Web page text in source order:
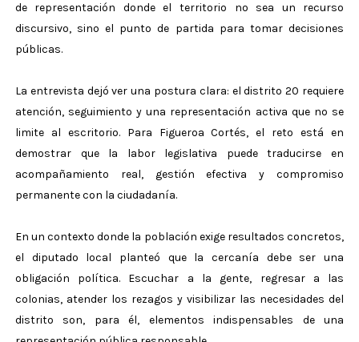
de representación donde el territorio no sea un recurso
discursivo, sino el punto de partida para tomar decisiones
públicas.
La entrevista dejó ver una postura clara: el distrito 20 requiere
atención, seguimiento y una representación activa que no se
limite al escritorio. Para Figueroa Cortés, el reto está en
demostrar que la labor legislativa puede traducirse en
acompañamiento real, gestión efectiva y compromiso
permanente con la ciudadanía.
En un contexto donde la población exige resultados concretos,
el diputado local planteó que la cercanía debe ser una
obligación política. Escuchar a la gente, regresar a las
colonias, atender los rezagos y visibilizar las necesidades del
distrito son, para él, elementos indispensables de una